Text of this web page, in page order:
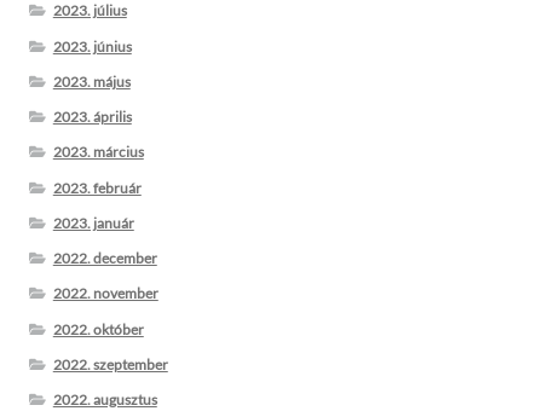
2023. július
2023. június
2023. május
2023. április
2023. március
2023. február
2023. január
2022. december
2022. november
2022. október
2022. szeptember
2022. augusztus